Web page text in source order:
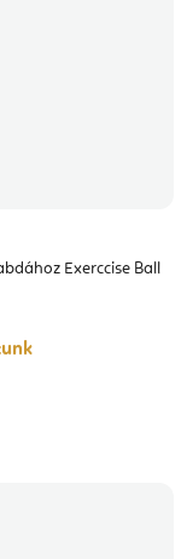
Exerccise Ball